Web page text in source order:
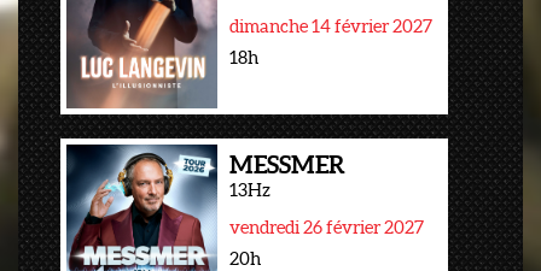
dimanche 14 février 2027
18h
MESSMER
13Hz
vendredi 26 février 2027
20h